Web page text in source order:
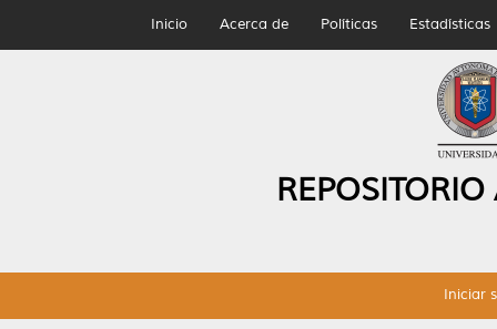
Inicio Acerca de Políticas Estadísticas
Iniciar